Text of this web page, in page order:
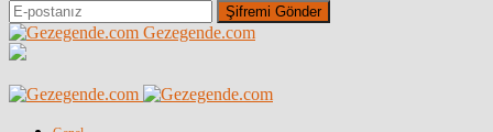
Gezegende.com